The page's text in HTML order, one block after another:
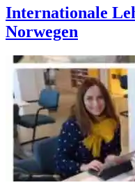
Internationale
Norwegen